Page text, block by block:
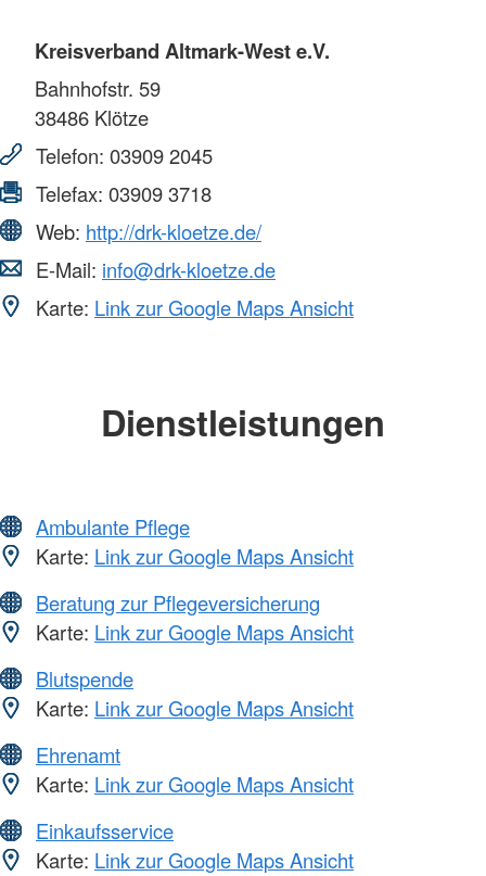
Kreisverband Altmark-West e.V.
Bahnhofstr. 59
38486 Klötze
Telefon: 03909 2045
Telefax: 03909 3718
Web: http://drk-kloetze.de/
E-Mail: info@drk-kloetze.de
Karte: Link zur Google Maps Ansicht
Dienstleistungen
Ambulante Pflege
Karte: Link zur Google Maps Ansicht
Beratung zur Pflegeversicherung
Karte: Link zur Google Maps Ansicht
Blutspende
Karte: Link zur Google Maps Ansicht
Ehrenamt
Karte: Link zur Google Maps Ansicht
Einkaufsservice
Karte: Link zur Google Maps Ansicht